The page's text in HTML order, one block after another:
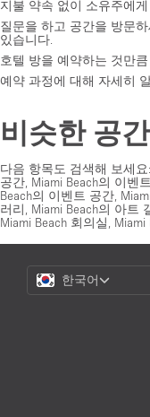
지불 약속 없이 소유주에게
질문을 하고 공간을 방문
있습니다.
호텔 방을 예약하는 것만
예약 과정에 대해 자세히
비슷한 공
다음 항목도 검색해 보세요:
공간 Miami Beach의 이벤
Beach의 이벤트 공간
러리
Miami Beach의 아트
Miami Beach 회의실
Miami
Choose
Language
한국어